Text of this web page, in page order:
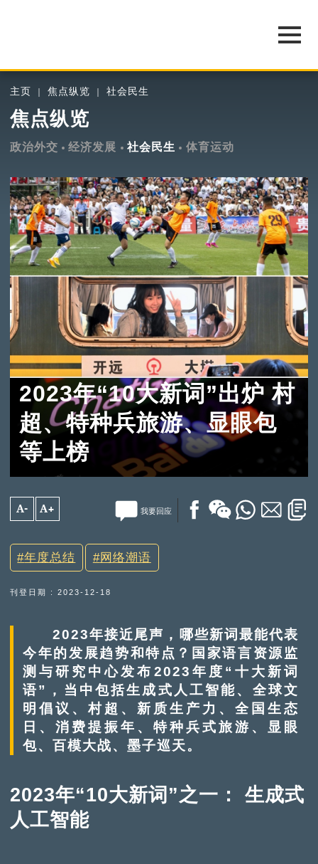
主页 焦点纵览 社会民生
焦点纵览
政治外交 经济发展 社会民生 体育运动
2023年“10大新词”出炉 村
超、特种兵旅游、显眼包
等上榜
A- A+ 我要回应
年度总结 网络潮语
刊登日期 : 2023-12-18
2023年接近尾声，哪些新词最能代表
今年的发展趋势和特点？国家语言资源监
测与研究中心发布2023年度“十大新词
语”，当中包括生成式人工智能、全球文
明倡议、村超、新质生产力、全国生态
日、消费提振年、特种兵式旅游、显眼
包、百模大战、墨子巡天。
2023年“10大新词”之一： 生成式
人工智能